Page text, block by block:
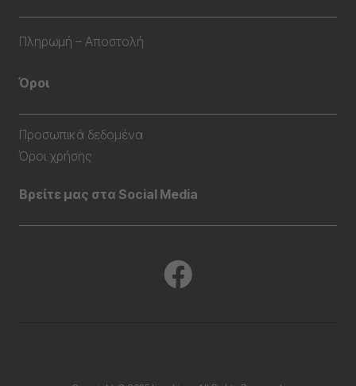
Πληρωμή – Αποστολή
Όροι
Προσωπικά δεδομένα
Όροι χρήσης
Βρείτε μας στα Social Media